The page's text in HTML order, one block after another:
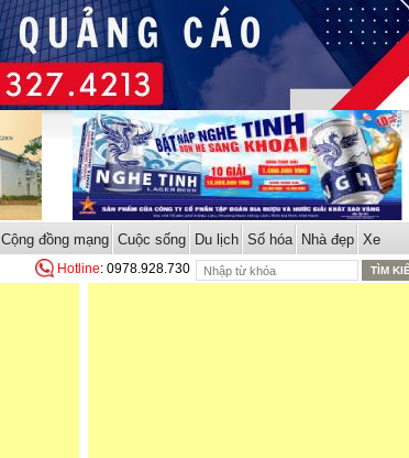
Cộng đồng mạng Cuộc sống Du lịch Số hóa Nhà đẹp Xe
Hotline: 0978.928.730